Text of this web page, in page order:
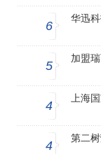
6
华迅
5
加盟
4
上海
4
第二